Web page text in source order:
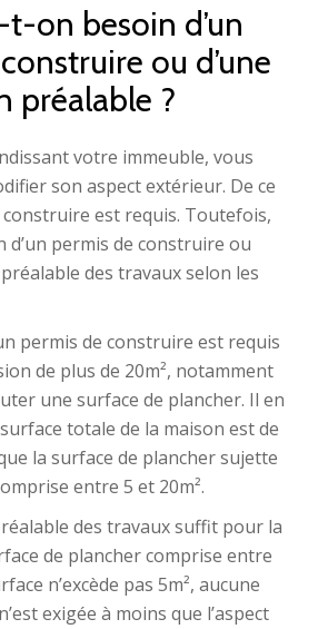
on besoin d’un
ou d’une
préalable ?
votre immeuble, vous
son aspect extérieur. De ce
est requis. Toutefois,
d’un permis de construire ou
des travaux selon les
permis de construire est requis
de plus de 20m², notamment
une surface de plancher. Il en
totale de la maison est de
la surface de plancher sujette
entre 5 et 20m².
des travaux suffit pour la
de plancher comprise entre
n’excède pas 5m², aucune
exigée à moins que l’aspect